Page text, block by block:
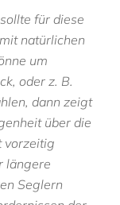
für diese
natürlichen
um
oder z. B.
dann zeigt
über die
vorzeitig
längere
Seglern